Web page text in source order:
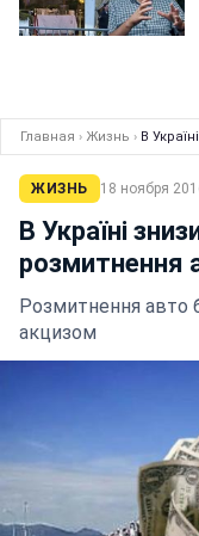
Главная › Жизнь › В
ЖИЗНЬ 18 ноября
В Україні
розмитнення
Розмитнення авто
акцизом